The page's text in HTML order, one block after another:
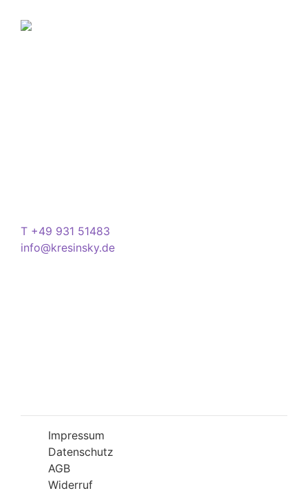
T +49 931 51483
info@kresinsky.de
Impressum
Datenschutz
AGB
Widerruf